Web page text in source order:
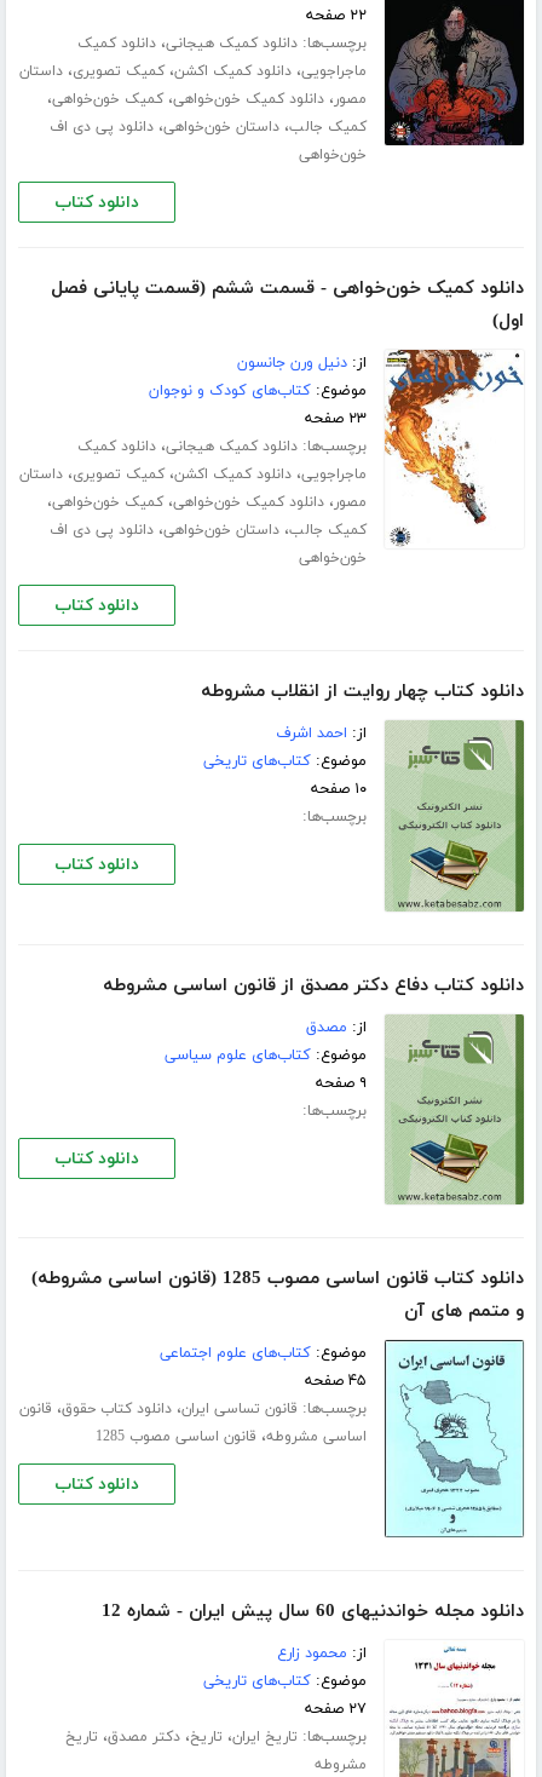
۲۲ صفحه
برچسب‌ها:دانلود کمیک هیجانی،دانلود کمیک
ماجراجویی،دانلود کمیک اکشن،کمیک تصویری،داستان
مصور،دانلود کمیک خون‌خواهی،کمیک خون‌خواهی،
کمیک جالب،داستان خون‌خواهی،دانلود پی دی اف
خون‌خواهی
دانلود کتاب
دانلود کمیک خون‌خواهی - قسمت ششم (قسمت پایانی فصل
اول)
از:دنیل ورن جانسون
موضوع:کتاب‌های کودک و نوجوان
۲۳ صفحه
برچسب‌ها:دانلود کمیک هیجانی،دانلود کمیک
ماجراجویی،دانلود کمیک اکشن،کمیک تصویری،داستان
مصور،دانلود کمیک خون‌خواهی،کمیک خون‌خواهی،
کمیک جالب،داستان خون‌خواهی،دانلود پی دی اف
خون‌خواهی
دانلود کتاب
دانلود کتاب چهار روایت از انقلاب مشروطه
از: احمد اشرف
موضوع:کتاب‌های تاریخی
۱۰ صفحه
برچسب‌ها:
دانلود کتاب
دانلود کتاب دفاع دکتر مصدق از قانون اساسی مشروطه
از: مصدق
موضوع:کتاب‌های علوم سیاسی
۹ صفحه
برچسب‌ها:
دانلود کتاب
دانلود کتاب قانون اساسی مصوب 1285 (قانون اساسی مشروطه)
و متمم های آن
موضوع:کتاب‌های علوم اجتماعی
۴۵ صفحه
برچسب‌ها: قانون تساسی ایران،دانلود کتاب حقوق، قانون
اساسی مشروطه، قانون اساسی مصوب 1285
دانلود کتاب
دانلود مجله خواندنیهای 60 سال پیش ایران - شماره 12
از: محمود زارع
موضوع:کتاب‌های تاریخی
۲۷ صفحه
برچسب‌ها: تاریخ ایران، تاریخ،دکتر مصدق، تاریخ
مشروطه